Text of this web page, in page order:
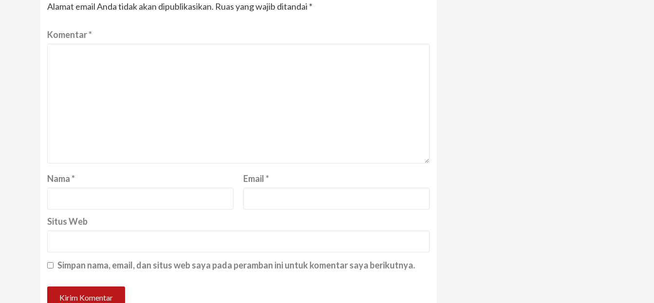
Alamat email Anda tidak akan dipublikasikan. Ruas yang wajib ditandai *
Komentar*
Nama* Email*
Situs Web
Simpan nama, email, dan situs web saya pada peramban ini untuk komentar saya berikutnya.